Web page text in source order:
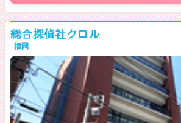
総合探偵社クロル
福岡